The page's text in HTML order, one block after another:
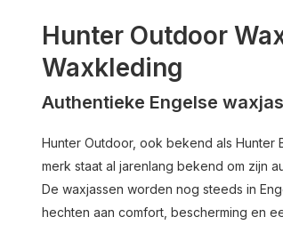
Hunter Outdoor
Waxkleding
Authentieke Engelse
Hunter Outdoor, ook bekend als Hunter
merk staat al jarenlang bekend om zijn
De waxjassen worden nog steeds in
hechten aan comfort, bescherming en